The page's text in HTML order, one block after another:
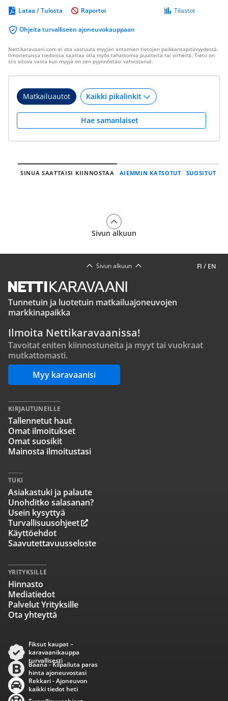
Lataa / Tulosta
Ohjeita turvalliseen ajoneuvokauppaan
Tilastot
Raportoi
Nettikaravaani.com ei ota vastuuta myyjän antamien tietojen paikkansapitävyydestä.
Ilmoitetuissa tiedoissa saattaa olla myös tahattomia puutteita tai virheitä. Tieto on
siis sitova vasta kun myyjä on sen pyynnöstäsi vahvistanut.
Matkailuautot
Hae samanlaiset
SINUA SAATTAISI KIINNOSTAA AIEMMIN KATSOTUT SUOSITUT
Sivun alkuun
FI / EN
Sivun alkuun
Tunnetuin ja luotetuin matkailuajoneuvojen
markkinapaikka
Ilmoita Nettikaravaanissa!
Tavoitat eniten kiinnostuneita ja myyt tai vuokraat
mutkattomasti.
Myy karavaanisi
KIRJAUTUNEILLE
Tallennetut haut
Omat ilmoitukset
Omat suosikit
Mainosta ilmoitustasi
TUKI
Asiakastuki ja palaute
Unohditko salasanan?
Usein kysyttyä
Turvallisuusohjeet
Käyttöehdot
Saavutettavuusseloste
YRITYKSILLE
Hinnasto
Mediatiedot
Palvelut Yrityksille
Ota yhteyttä
Fiksut kaupat –
karavaanikauppa
turvallisesti
Baana - Kilpailuta paras
hinta ajoneuvostasi
Rekkari - Ajoneuvon
kaikki tiedot heti